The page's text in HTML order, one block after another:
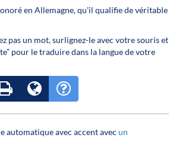
en Allemagne, qu'il qualifie de véritable
pas un mot, surlignez-le avec votre souris et
pour le traduire dans la langue de votre
automatique avec accent avec un